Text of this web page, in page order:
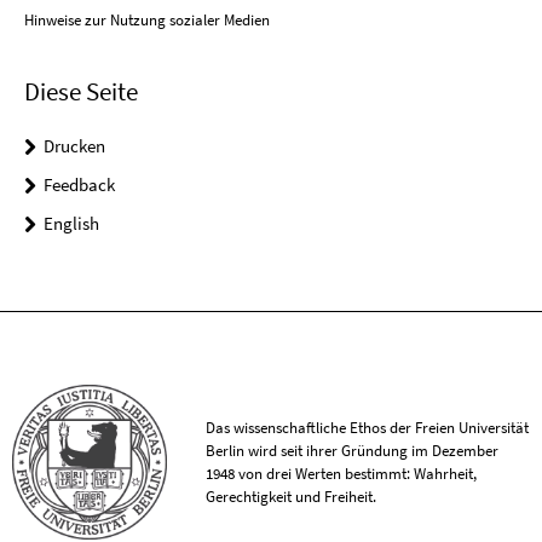
Hinweise zur Nutzung sozialer Medien
Diese Seite
Drucken
Feedback
English
Das wissenschaftliche Ethos der Freien Universität
Berlin wird seit ihrer Gründung im Dezember
1948 von drei Werten bestimmt: Wahrheit,
Gerechtigkeit und Freiheit.